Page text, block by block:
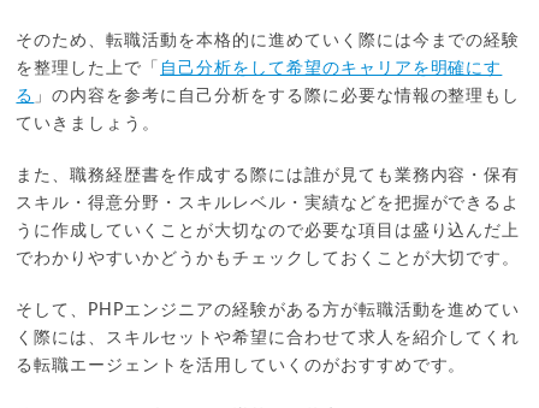
そのため、転職活動を本格的に進めていく際には今までの経験
を整理した上で「 自己分析をして希望のキャリアを明確にす
る 」の内容を参考に自己分析をする際に必要な情報の整理もし
ていきましょう。
また、職務経歴書を作成する際には誰が見ても業務内容・保有
スキル・得意分野・スキルレベル・実績などを把握ができるよ
うに作成していくことが大切なので必要な項目は盛り込んだ上
でわかりやすいかどうかもチェックしておくことが大切です。
そして、PHPエンジニアの経験がある方が転職活動を進めてい
く際には、スキルセットや希望に合わせて求人を紹介してくれ
る転職エージェントを活用していくのがおすすめです。